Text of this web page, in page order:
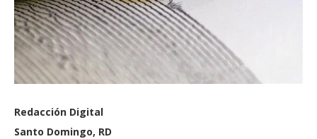
Redacción Digital
Santo Domingo, RD